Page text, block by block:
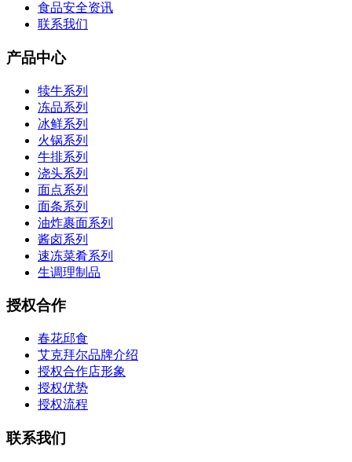
食品安全资讯
联系我们
产品中心
犊牛系列
冻品系列
冰鲜系列
火锅系列
牛排系列
浇头系列
面点系列
面条系列
油炸裹面系列
酱卤系列
速冻菜肴系列
生调理制品
授权合作
春花邱食
艾克拜尔品牌介绍
授权合作店形象
授权优势
授权流程
联系我们